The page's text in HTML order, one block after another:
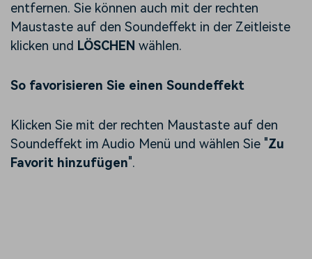
entfernen. Sie können auch mit der rechten
Maustaste auf den Soundeffekt in der Zeitleiste
klicken und LÖSCHEN wählen.
So favorisieren Sie einen Soundeffekt
Klicken Sie mit der rechten Maustaste auf den
Soundeffekt im Audio Menü und wählen Sie "Zu
Favorit hinzufügen".